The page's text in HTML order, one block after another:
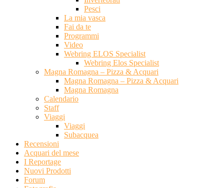
Pesci
La mia vasca
Fai da te
Programmi
Video
Webring ELOS Specialist
Webring Elos Specialist
Magna Romagna – Pizza & Acquari
Magna Romagna – Pizza & Acquari
Magna Romagna
Calendario
Staff
Viaggi
Viaggi
Subacquea
Recensioni
Acquari del mese
I Reportage
Nuovi Prodotti
Forum